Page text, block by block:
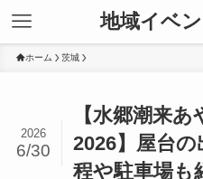
地域イベ
ホーム 茨城
【水郷潮来
2026】屋台の
程や駐車場も
2026
6/30